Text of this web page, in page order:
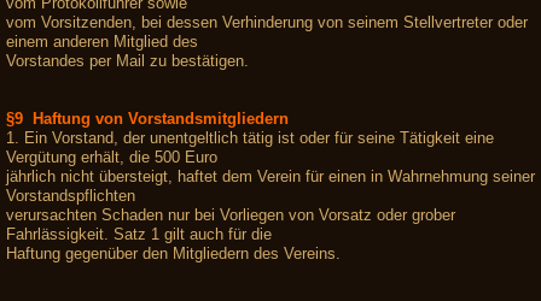
vom Vorsitzenden, bei dessen Verhinderung von seinem Stellvertreter oder
einem anderen Mitglied des
Vorstandes per Mail zu bestätigen.
§9 Haftung von Vorstandsmitgliedern
1. Ein Vorstand, der unentgeltlich tätig ist oder für seine Tätigkeit eine
Vergütung erhält, die 500 Euro
jährlich nicht übersteigt, haftet dem Verein für einen in Wahrnehmung seiner
Vorstandspflichten
verursachten Schaden nur bei Vorliegen von Vorsatz oder grober
Fahrlässigkeit. Satz 1 gilt auch für die
Haftung gegenüber den Mitgliedern des Vereins.